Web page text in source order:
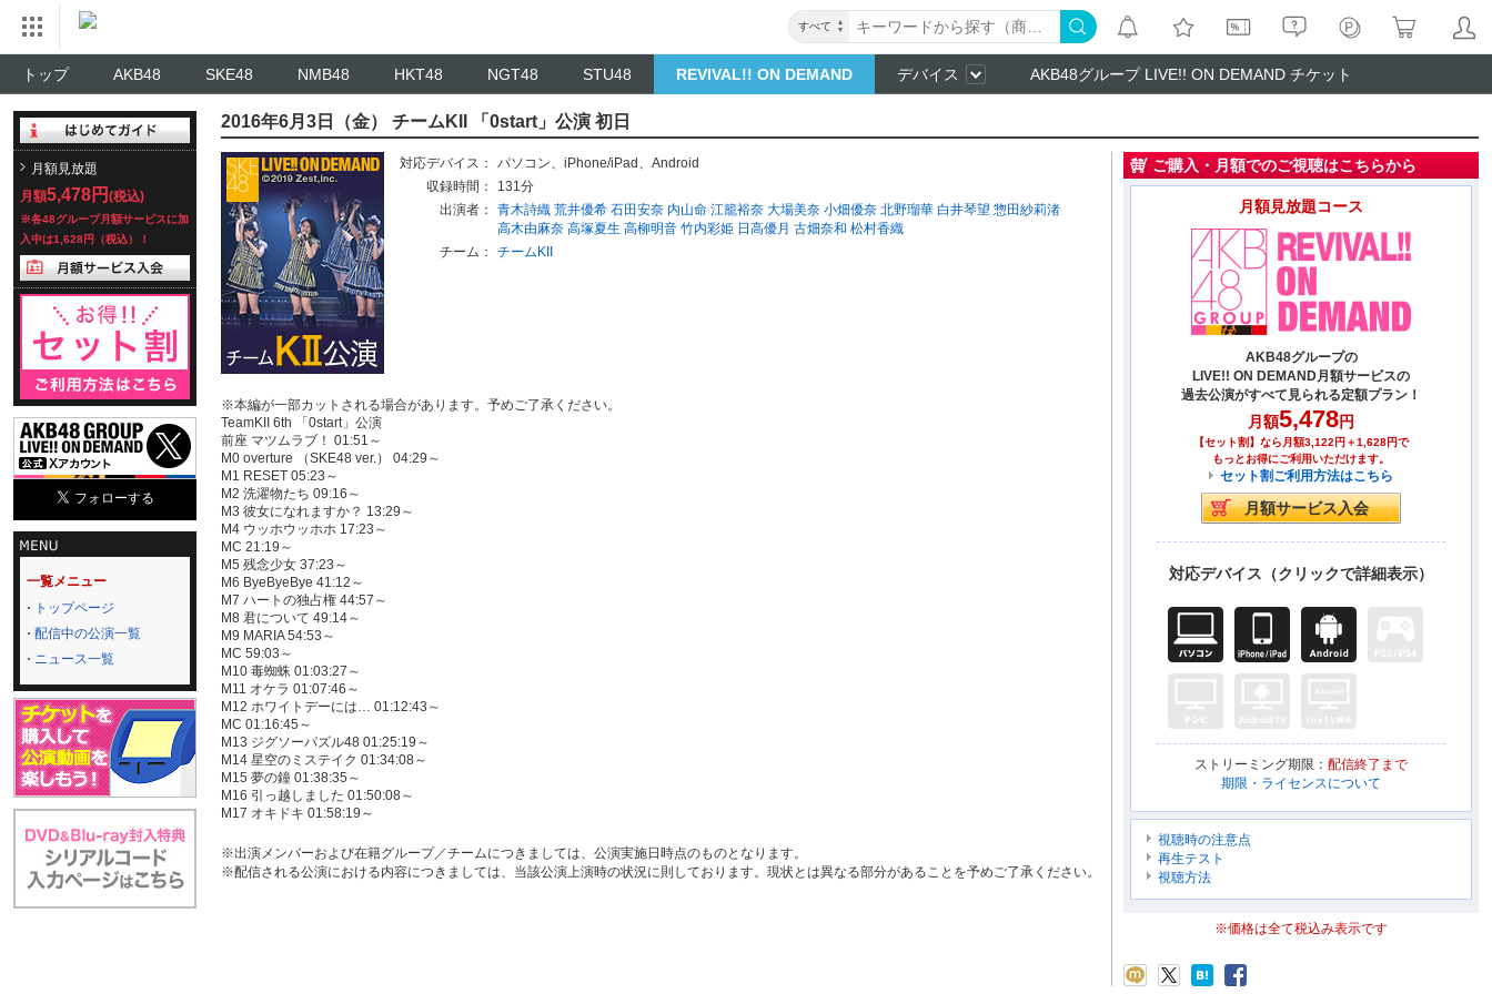
すべて
トップ AKB48 SKE48 NMB48 HKT48 NGT48 STU48 REVIVAL!! ON DEMAND デバイス AKB48グループ LIVE!! ON DEMAND チケット
月額見放題
月額5,478円 (税込)
※各48グループ月額サービスに加
入中は1,628円（税込）！
一覧メニュー
トップページ
配信中の公演一覧
ニュース一覧
2016年6月3日（金） チームKII 「0start」公演 初日
対応デバイス： パソコン、 iPhone/iPad 、 Android
収録時間：
131分
出演者：
青木詩織 荒井優希 石田安奈 内山命 江籠裕奈 大場美奈 小畑優奈 北野瑠華 白井琴望 惣田紗莉渚
高木由麻奈 高塚夏生 高柳明音 竹内彩姫 日高優月 古畑奈和 松村香織
チーム：
チームKII
※本編が一部カットされる場合があります。予めご了承ください。
TeamKII 6th 「0start」公演
前座 マツムラブ！ 01:51～
M0 overture （SKE48 ver.） 04:29～
M1 RESET 05:23～
M2 洗濯物たち 09:16～
M3 彼女になれますか？ 13:29～
M4 ウッホウッホホ 17:23～
MC 21:19～
M5 残念少女 37:23～
M6 ByeByeBye 41:12～
M7 ハートの独占権 44:57～
M8 君について 49:14～
M9 MARIA 54:53～
MC 59:03～
M10 毒蜘蛛 01:03:27～
M11 オケラ 01:07:46～
M12 ホワイトデーには… 01:12:43～
MC 01:16:45～
M13 ジグソーパズル48 01:25:19～
M14 星空のミステイク 01:34:08～
M15 夢の鐘 01:38:35～
M16 引っ越しました 01:50:08～
M17 オキドキ 01:58:19～
※出演メンバーおよび在籍グループ／チームにつきましては、公演実施日時点のものとなります。
※配信される公演における内容につきましては、当該公演上演時の状況に則しております。現状とは異なる部分があることを予めご了承ください。
ご購入・月額でのご視聴はこちらから
月額見放題コース
AKB48グループの
LIVE!! ON DEMAND月額サービスの
過去公演がすべて見られる定額プラン！
月額5,478円
【セット割】なら月額3,122円＋1,628円で
もっとお得にご利用いただけます。
セット割ご利用方法はこちら
対応デバイス（クリックで詳細表示）
ストリーミング期限： 配信終了まで
期限・ライセンスについて
視聴時の注意点
再生テスト
視聴方法
※価格は全て税込み表示です